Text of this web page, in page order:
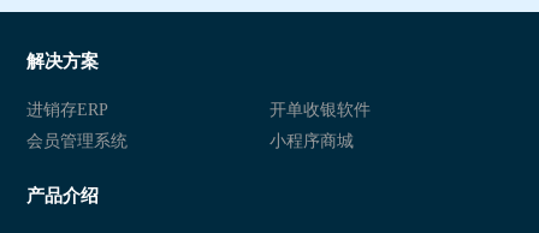
解决方案
进销存ERP
开单收银软件
会员管理系统
小程序商城
产品介绍